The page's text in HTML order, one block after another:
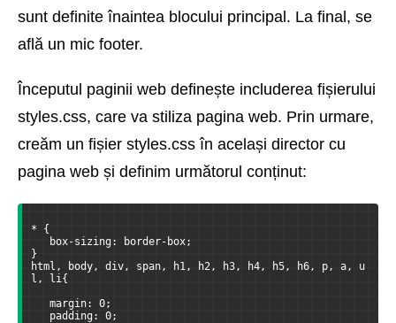
sunt definite înaintea blocului principal. La final, se
află un mic footer.
Începutul paginii web definește includerea fișierului
styles.css, care va stiliza pagina web. Prin urmare,
creăm un fișier styles.css în același director cu
pagina web și definim următorul conținut:
* {
box-sizing: border-box;
}
html, body, div, span, h1, h2, h3, h4, h5, h6, p, a, u
l, li{
margin: 0;
padding: 0;